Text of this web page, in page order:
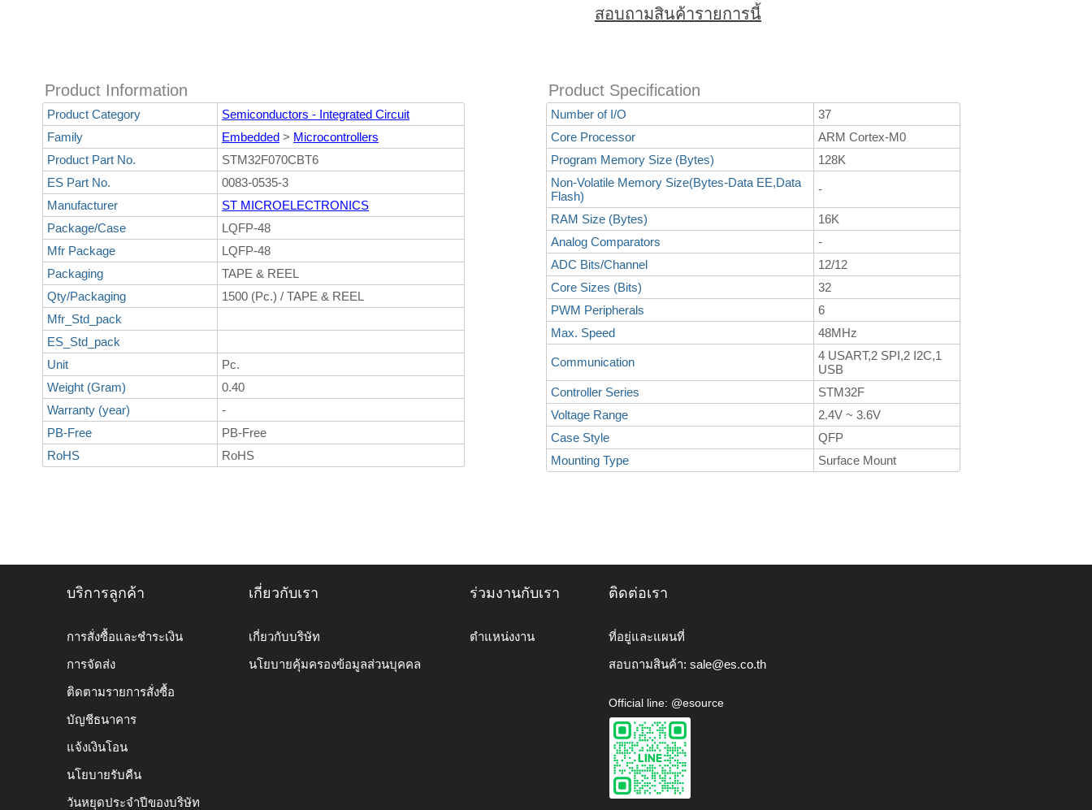
สอบถามสินค้ารายการนี้
Product Information
Product Category
Semiconductors - Integrated Circuit
Family
Embedded > Microcontrollers
Product Part No.
STM32F070CBT6
ES Part No.
0083-0535-3
Manufacturer
ST MICROELECTRONICS
Package/Case
LQFP-48
Mfr Package
LQFP-48
Packaging
TAPE & REEL
Qty/Packaging
1500 (Pc.) / TAPE & REEL
Mfr_Std_pack
ES_Std_pack
Unit
Pc.
Weight (Gram)
0.40
Warranty (year)
-
PB-Free
PB-Free
RoHS
RoHS
Product Specification
Number of I/O
37
Core Processor
ARM Cortex-M0
Program Memory Size (Bytes)
128K
Non-Volatile Memory Size(Bytes-Data EE,Data
Flash)
-
RAM Size (Bytes)
16K
Analog Comparators
-
ADC Bits/Channel
12/12
Core Sizes (Bits)
32
PWM Peripherals
6
Max. Speed
48MHz
Communication
4 USART,2 SPI,2 I2C,1
USB
Controller Series
STM32F
Voltage Range
2.4V ~ 3.6V
Case Style
QFP
Mounting Type
Surface Mount
บริการลูกค้า
การสั่งซื้อและชำระเงิน
การจัดส่ง
ติดตามรายการสั่งซื้อ
บัญชีธนาคาร
แจ้งเงินโอน
นโยบายรับคืน
วันหยุดประจำปีของบริษัท
เกี่ยวกับเรา
เกี่ยวกับบริษัท
นโยบายคุ้มครองข้อมูลส่วนบุคคล
ร่วมงานกับเรา
ตำแหน่งงาน
ติดต่อเรา
ที่อยู่และแผนที่
สอบถามสินค้า: sale@es.co.th
Official line: @esource